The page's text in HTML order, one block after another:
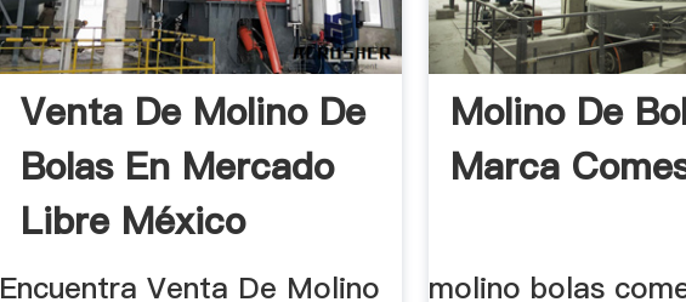
Venta De Molino De
Bolas En Mercado
Libre México
Encuentra Venta De Molino
Molino De
Marca
molino bolas